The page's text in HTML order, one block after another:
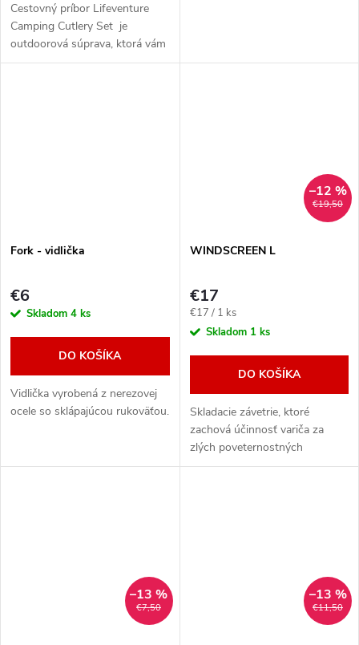
Cestovný príbor Lifeventure
Camping Cutlery Set je
outdoorová súprava, ktorá vám
umožní pohodlne sa najesť.
Fork - vidlička
€6
Skladom 4 ks
DO KOŠÍKA
Vidlička vyrobená z nerezovej
ocele so sklápajúcou rukoväťou.
€19,50
–12 %
WINDSCREEN L
€17
Jednotková
cena:
€17 / 1 ks
Skladom 1 ks
DO KOŠÍKA
Skladacie závetrie, ktoré
zachová účinnosť variča za
zlých poveternostných
podmienok.
€7,50
–13 %
€11,50
–13 %